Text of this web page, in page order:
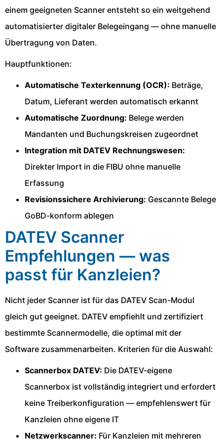
einem geeigneten Scanner entsteht so ein weitgehend
automatisierter digitaler Belegeingang — ohne manuelle
Übertragung von Daten.
Hauptfunktionen:
Automatische Texterkennung (OCR): Beträge,
Datum, Lieferant werden automatisch erkannt
Automatische Zuordnung: Belege werden
Mandanten und Buchungskreisen zugeordnet
Integration mit DATEV Rechnungswesen:
Direkter Import in die FIBU ohne manuelle
Erfassung
Revisionssichere Archivierung: Gescannte Belege
GoBD-konform ablegen
DATEV Scanner
Empfehlungen — was
passt für Kanzleien?
Nicht jeder Scanner ist für das DATEV Scan-Modul
gleich gut geeignet. DATEV empfiehlt und zertifiziert
bestimmte Scannermodelle, die optimal mit der
Software zusammenarbeiten. Kriterien für die Auswahl:
Scannerbox DATEV: Die DATEV-eigene
Scannerbox ist vollständig integriert und erfordert
keine Treiberkonfiguration — empfehlenswert für
Kanzleien ohne eigene IT
Netzwerkscanner: Für Kanzleien mit mehreren